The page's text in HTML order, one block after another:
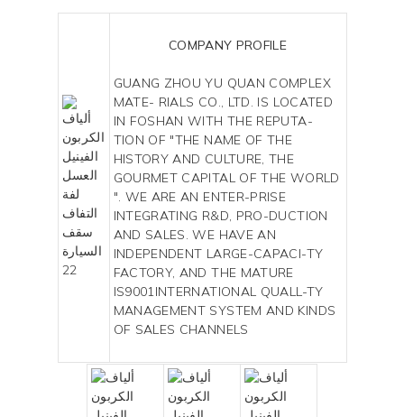
COMPANY PROFILE
GUANG ZHOU YU QUAN COMPLEX
MATE- RIALS CO., LTD. IS LOCATED
IN FOSHAN WITH THE REPUTA-
TION OF "THE NAME OF THE
HISTORY AND CULTURE, THE
GOURMET CAPITAL OF THE WORLD
". WE ARE AN ENTER-PRISE
INTEGRATING R&D, PRO-DUCTION
AND SALES. WE HAVE AN
INDEPENDENT LARGE-CAPACI-TY
FACTORY, AND THE MATURE
IS9001INTERNATIONAL QUALL-TY
MANAGEMENT SYSTEM AND KINDS
OF SALES CHANNELS